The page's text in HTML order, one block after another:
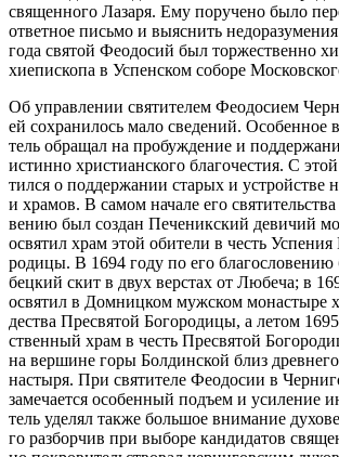
свя­щен­но­го Ла­за­ря. Ему по­ру­че­но бы­ло
от­вет­ное пись­мо и вы­яс­нить
го­да свя­той Фе­о­до­сий был тор­же­ствен­но
хи­епи­ско­па в Успен­ском со­бо­ре
Об управ­ле­нии свя­ти­те­лем Фе­о­до­си­ем
ей со­хра­ни­лось ма­ло све­де­ний. Осо­бен­ное
тель об­ра­щал на про­буж­де­ние и
ис­тин­но хри­сти­ан­ско­го бла­го­че­стия. С
тил­ся о под­дер­жа­нии ста­рых и устрой­стве
и хра­мов. В са­мом на­ча­ле его
ве­нию был со­здан Пе­че­ник­ский де­ви­чий
освя­тил храм этой оби­те­ли в честь
ро­ди­цы. В 1694 го­ду по его
бец­кий скит в двух вер­стах от Лю­бе­ча; в
освя­тил в Дом­ниц­ком муж­ском мо­на­сты­ре
де­ства Пре­свя­той Бо­го­ро­ди­цы, а ле­том
ствен­ный храм в честь Пре­свя­той
на вер­шине го­ры Бол­дин­ской близ
на­сты­ря. При свя­ти­те­ле Фе­о­до­сии в
за­ме­ча­ет­ся осо­бен­ный подъ­ем и уси­ле­ние
тель уде­лял так­же боль­шое вни­ма­ние
го раз­бор­чив при вы­бо­ре кан­ди­да­тов